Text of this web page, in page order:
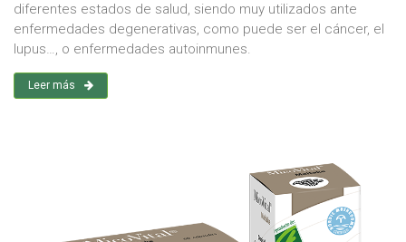
diferentes estados de salud, siendo muy utilizados ante
enfermedades degenerativas, como puede ser el cáncer, el
lupus…, o enfermedades autoinmunes.
Leer más